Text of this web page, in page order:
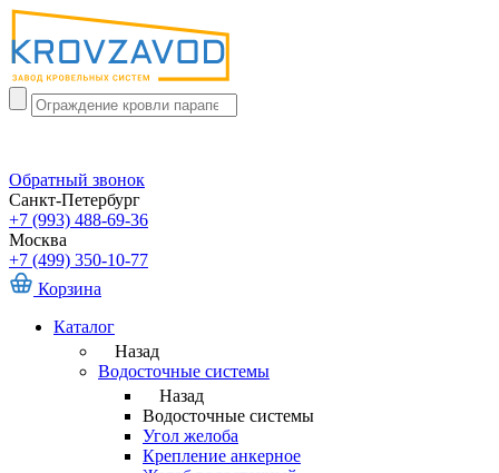
Обратный звонок
Санкт-Петербург
+7 (993) 488-69-36
Москва
+7 (499) 350-10-77
Корзина
Каталог
Назад
Водосточные системы
Назад
Водосточные системы
Угол желоба
Крепление анкерное